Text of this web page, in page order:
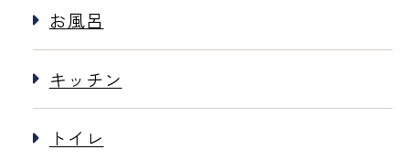
お風呂
キッチン
トイレ